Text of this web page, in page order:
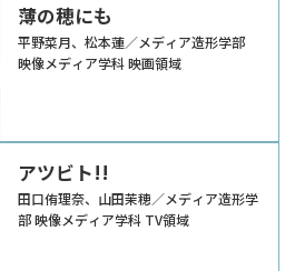
薄の穂にも
平野菜月、松本蓮／メディア造形学部
映像メディア学科 映画領域
アツビト!!
田口侑理奈、山田茉穂／メディア造形学
部 映像メディア学科 TV領域